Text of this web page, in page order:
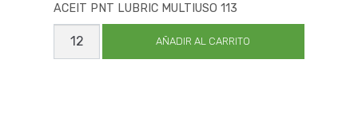
ACEIT PNT LUBRIC MULTIUSO 113
ACEIT
PNT
LUBRIC
AÑADIR AL CARRITO